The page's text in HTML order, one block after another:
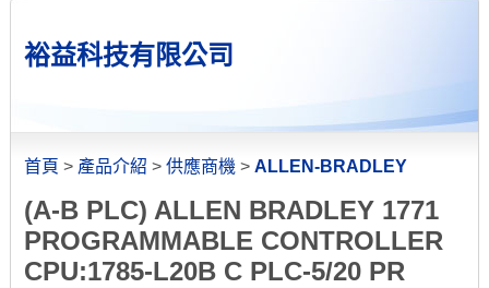
裕益科技有限公司
首頁 > 產品介紹 > 供應商機 > ALLEN-BRADLEY
(A-B PLC) ALLEN BRADLEY 1771
PROGRAMMABLE CONTROLLER
CPU:1785-L20B C PLC-5/20 PR